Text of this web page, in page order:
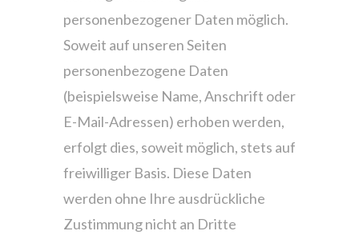
personenbezogener Daten möglich.
Soweit auf unseren Seiten
personenbezogene Daten
(beispielsweise Name, Anschrift oder
E-Mail-Adressen) erhoben werden,
erfolgt dies, soweit möglich, stets auf
freiwilliger Basis. Diese Daten
werden ohne Ihre ausdrückliche
Zustimmung nicht an Dritte